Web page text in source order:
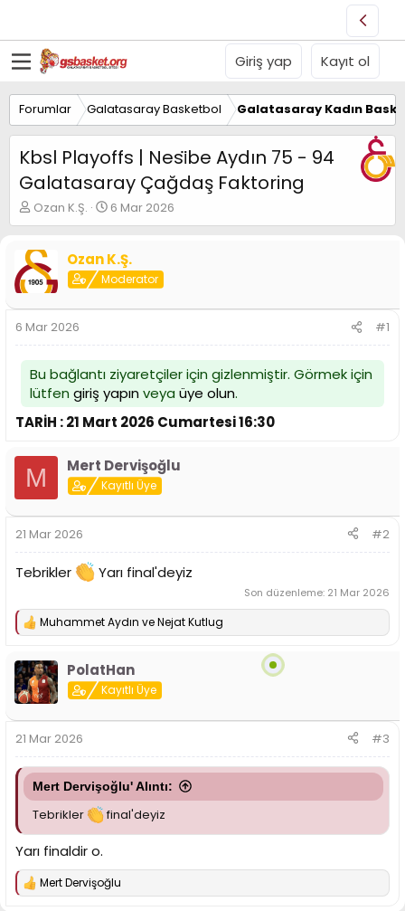
Giriş yap Kayıt ol
Forumlar Galatasaray Basketbol Galatasaray Kadın
Kbsl Playoffs | Nesi̇be Aydın 75 - 94
Galatasaray Çağdaş Faktoring
K
o
u
y
u
B
a
ş
a
t
a
n
Ozan K.Ş.
B
a
l
a
n
g
a
i
h
6 Mar 2026
Ozan K.Ş.
Moderator
6 Mar 2026 #1
Bu bağlantı ziyaretçiler için gizlenmiştir. Görmek için
lütfen giriş yapınveya üye olun.
TARİH : 21 Mart 2026 Cumartesi 16:30
M Mert Dervişoğlu
Kayıtlı Üye
21 Mar 2026 #2
Tebrikler Yarı final'deyiz
Son düzenleme: 21 Mar 2026
T
p
k
i
l
:
Muhammet Aydın veNejat Kutlug
PolatHan
Kayıtlı Üye
21 Mar 2026 #3
Mert Dervişoğlu' Alıntı:
Tebrikler final'deyiz
Yarı finaldir o.
T
Mert Dervişoğlu